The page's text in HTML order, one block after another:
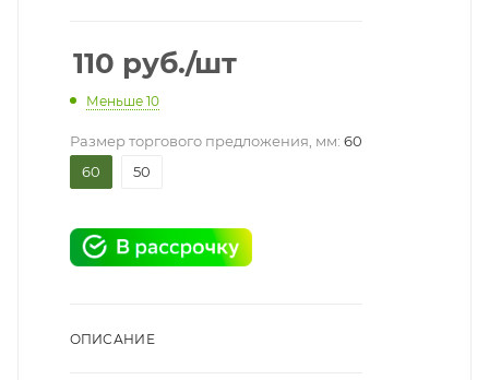
110 руб./шт
Меньше 10
Размер торгового предложения, мм: 60
60
50
ОПИСАНИЕ